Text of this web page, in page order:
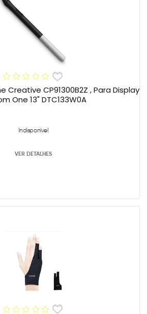
Creative CP91300B2Z , Para Display
One 13" DTC133W0A
Indisponível
VER DETALHES